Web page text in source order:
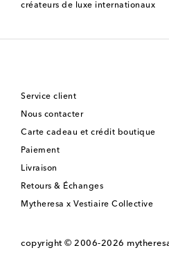
créateurs de luxe internationaux
Service client
Nous contacter
Carte cadeau et crédit boutique
Paiement
Livraison
Retours & Échanges
Mytheresa x Vestiaire Collective
copyright © 2006-2026